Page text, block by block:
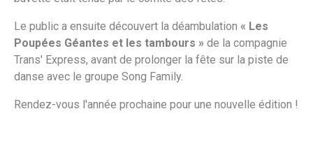
Le public a ensuite découvert la déambulation « Les
Poupées Géantes et les tambours » de la compagnie
Trans' Express, avant de prolonger la fête sur la piste de
danse avec le groupe Song Family.
Rendez-vous l'année prochaine pour une nouvelle édition !